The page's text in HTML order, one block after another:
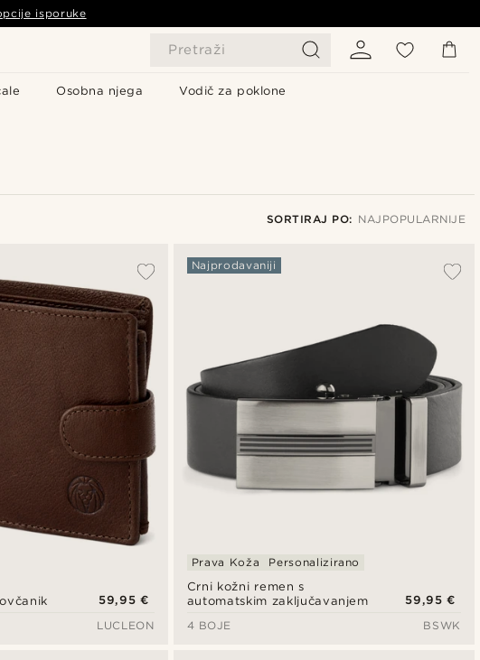
Pretraži
Osobna njega Vodič za poklone
isporuke
SORTIRAJ PO: NAJPOPULARNIJE
Najpopularnije
Najviša cijena
59,95 €
LUCLEON
Crni kožni remen s
automatskim zaključavanjem
Najprodavaniji
Prava Koža Personalizirano
59,95 €
4 BOJE
BSWK